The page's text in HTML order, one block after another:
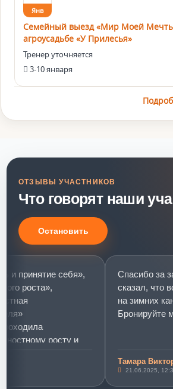
Янв
Семейный выезд «Мир Моей
агроусадьбе «У Прилесья»
Тренер уточняется
3-10 января
ОТЗЫВЫ УЧАСТНИКОВ
Что говорят наши
Остановить
себя»,
росту и
слониках»)))
Спасибо за
сказал, что
на зимних
Бронируйте
Тамара
21.06.2025, 12:30